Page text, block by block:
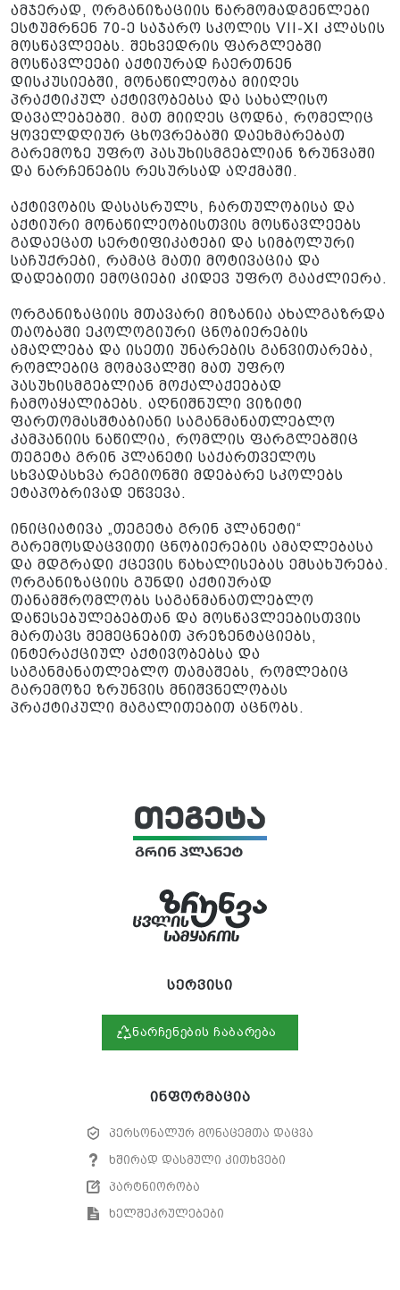
ამჯერად, ორგანიზაციის წარმომადგენლები
ესტუმრნენ 70-ე საჯარო სკოლის VII-XI კლასის
მოსწავლეებს. შეხვედრის ფარგლებში
მოსწავლეები აქტიურად ჩაერთნენ
დისკუსიებში, მონაწილეობა მიიღეს
პრაქტიკულ აქტივობებსა და სახალისო
დავალებებში. მათ მიიღეს ცოდნა, რომელიც
ყოველდღიურ ცხოვრებაში დაეხმარებათ
გარემოზე უფრო პასუხისმგებლიან ზრუნვაში
და ნარჩენების რესურსად აღქმაში.
აქტივობის დასასრულს, ჩართულობისა და
აქტიური მონაწილეობისთვის მოსწავლეებს
გადაეცათ სერტიფიკატები და სიმბოლური
საჩუქრები, რამაც მათი მოტივაცია და
დადებითი ემოციები კიდევ უფრო გააძლიერა.
ორგანიზაციის მთავარი მიზანია ახალგაზრდა
თაობაში ეკოლოგიური ცნობიერების
ამაღლება და ისეთი უნარების განვითარება,
რომლებიც მომავალში მათ უფრო
პასუხისმგებლიან მოქალაქეებად
ჩამოაყალიბებს. აღნიშნული ვიზიტი
ფართომასშტაბიანი საგანმანათლებლო
კამპანიის ნაწილია, რომლის ფარგლებშიც
თეგეტა გრინ პლანეტი საქართველოს
სხვადასხვა რეგიონში მდებარე სკოლებს
ეტაპობრივად ეწვევა.
ინიციატივა „თეგეტა გრინ პლანეტი“
გარემოსდაცვითი ცნობიერების ამაღლებასა
და მდგრადი ქცევის წახალისებას ემსახურება.
ორგანიზაციის გუნდი აქტიურად
თანამშრომლობს საგანმანათლებლო
დაწესებულებებთან და მოსწავლეებისთვის
მართავს შემეცნებით პრეზენტაციებს,
ინტერაქციულ აქტივობებსა და
საგანმანათლებლო თამაშებს, რომლებიც
გარემოზე ზრუნვის მნიშვნელობას
პრაქტიკული მაგალითებით აცნობს.
სერვისი
ნარჩენების ჩაბარება
ინფორმაცია
პერსონალურ მონაცემთა დაცვა
ხშირად დასმული კითხვები
პარტნიორობა
ხელშეკრულებები